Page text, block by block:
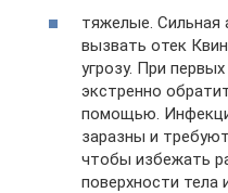
тяжелые. Сильная
вызвать отек
угрозу. При
экстренно
помощью.
заразны и
чтобы избежать
поверхности тела